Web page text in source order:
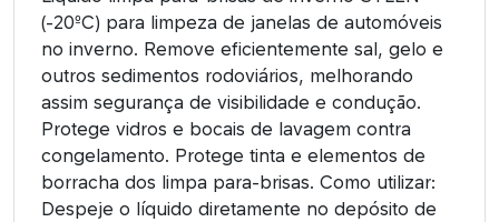
(-20ºC) para limpeza de janelas de automóveis
no inverno. Remove eficientemente sal, gelo e
outros sedimentos rodoviários, melhorando
assim segurança de visibilidade e condução.
Protege vidros e bocais de lavagem contra
congelamento. Protege tinta e elementos de
borracha dos limpa para-brisas. Como utilizar:
Despeje o líquido diretamente no depósito de